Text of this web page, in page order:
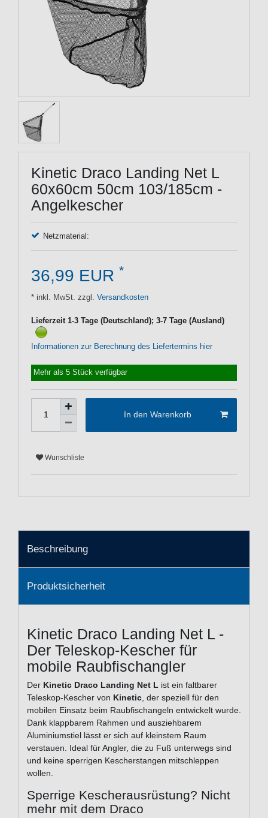
Kinetic Draco Landing Net L
60x60cm 50cm 103/185cm -
Angelkescher
Netzmaterial:
36,99 EUR *
* inkl. MwSt. zzgl. Versandkosten
Lieferzeit 1-3 Tage (Deutschland); 3-7 Tage (Ausland)
Informationen zur Berechnung des Liefertermins hier
Mehr als 5 Stück verfügbar
In den Warenkorb
Wunschliste
Beschreibung
Produktsicherheit
Kinetic Draco Landing Net L -
Der Teleskop-Kescher für
mobile Raubfischangler
Der Kinetic Draco Landing Net L ist ein faltbarer
Teleskop-Kescher von Kinetic, der speziell für den
mobilen Einsatz beim Raubfischangeln entwickelt wurde.
Dank klappbarem Rahmen und ausziehbarem
Aluminiumstiel lässt er sich auf kleinstem Raum
verstauen. Ideal für Angler, die zu Fuß unterwegs sind
und keine sperrigen Kescherstangen mitschleppen
wollen.
Sperrige Kescherausrüstung? Nicht
mehr mit dem Draco